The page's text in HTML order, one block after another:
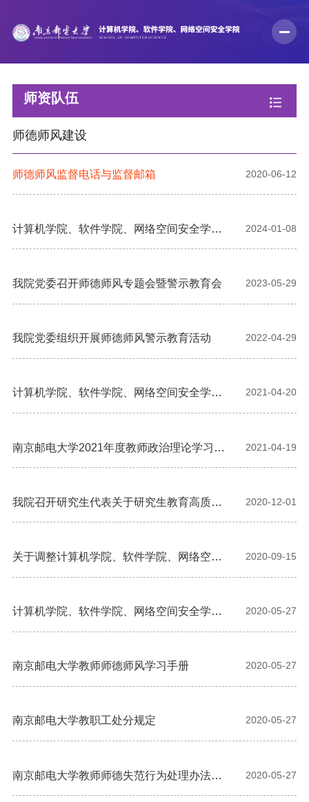
师资队伍
师德师风建设
师德师风监督电话与监督邮箱 2020-06-12
计算机学院、软件学院、网络空间安全学院
教职工2023年度思想政治与师德师风考核结
2024-01-08
我院党委召开师德师风专题会暨警示教育会 2023-05-29
我院党委组织开展师德师风警示教育活动 2022-04-29
计算机学院、软件学院、网络空间安全学院
2021年师德师风建设工作计划
2021-04-20
南京邮电大学2021年度教师政治理论学习指
导计划
2021-04-19
我院召开研究生代表关于研究生教育高质量
发展暨师德师风建设座谈会
2020-12-01
关于调整计算机学院、软件学院、网络空间
安全学院师德师风建设委员会的通知
2020-09-15
计算机学院、软件学院、网络空间安全学
院“师德师风建设年”实施方案
2020-05-27
南京邮电大学教师师德师风学习手册 2020-05-27
南京邮电大学教职工处分规定 2020-05-27
南京邮电大学教师师德失范行为处理办法
（试行）
2020-05-27